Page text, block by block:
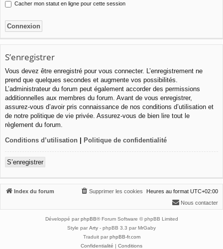
Cacher mon statut en ligne pour cette session
S’enregistrer
Vous devez être enregistré pour vous connecter. L’enregistrement ne
prend que quelques secondes et augmente vos possibilités.
L’administrateur du forum peut également accorder des permissions
additionnelles aux membres du forum. Avant de vous enregistrer,
assurez-vous d’avoir pris connaissance de nos conditions d’utilisation et
de notre politique de vie privée. Assurez-vous de bien lire tout le
règlement du forum.
Conditions d’utilisation Politique de confidentialité
S’enregistrer
Index du forum Heures au format UTC+02:00
Supprimer les cookies
Nous contacter
Développé par phpBB® Forum Software © phpBB Limited
Style par Arty - phpBB 3.3 par MrGaby
Traduit par phpBB-fr.com
Confidentialité
Conditions